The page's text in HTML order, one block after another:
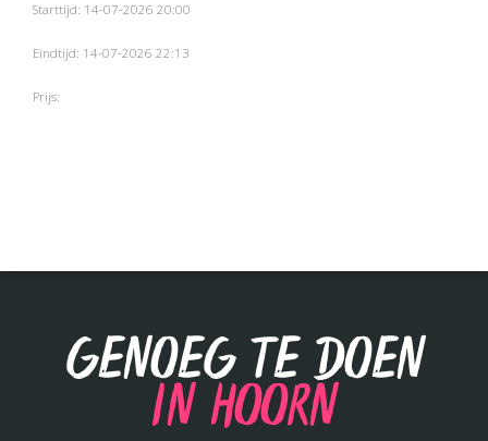
Starttijd: 14-07-2026 20:00
Eindtijd: 14-07-2026 22:13
Prijs:
Genoeg te doen
in Hoorn